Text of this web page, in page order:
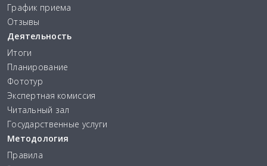
График приема
Отзывы
Деятельность
Итоги
Планирование
Фототур
Экспертная комиссия
Читальный зал
Государственные услуги
Методология
Правила